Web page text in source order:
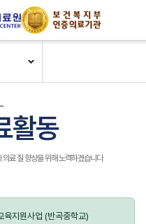
활동
료 질 향상을 위해 노력하겠습니다
육지원사업 (반곡중학교)